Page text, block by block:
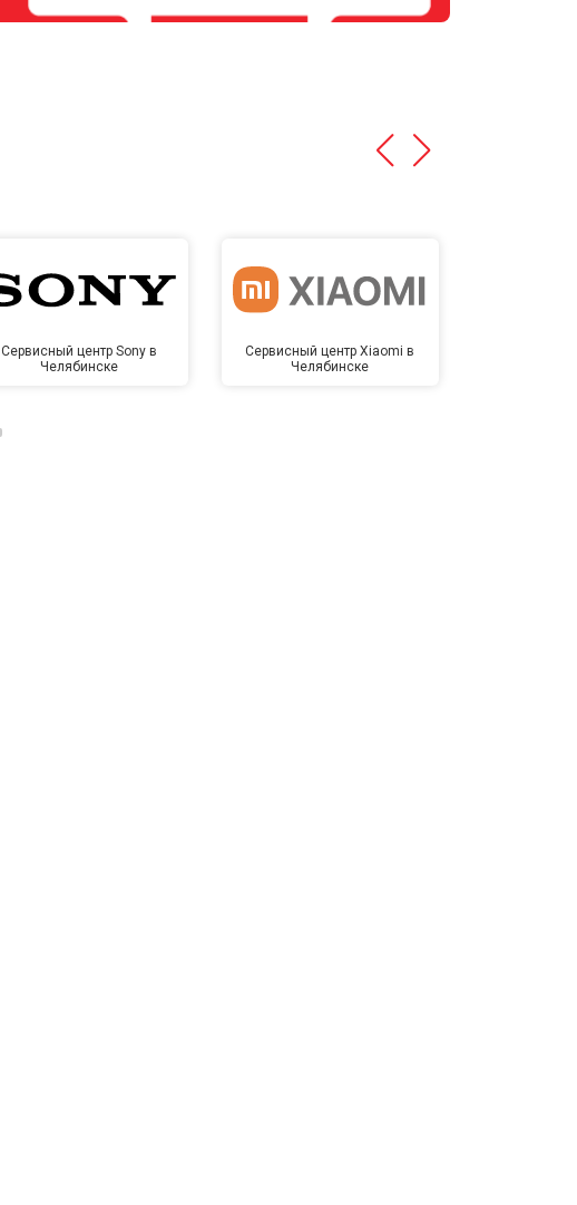
Сервисный центр Sony в
Челябинске
Сервисный центр Xiaomi в
Челябинске